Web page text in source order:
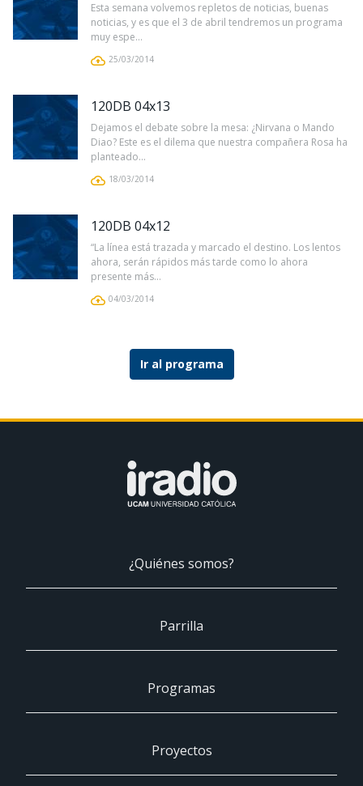
Esta semana volvemos repletos de noticias, buenas
noticias, y es que el 3 de abril tendremos un programa
muy espe...
25/03/2014
120DB 04x13
Dejamos el debate sobre la mesa: ¿Nirvana o Mando
Diao? Este es el dilema que nuestra compañera Rosa ha
planteado...
18/03/2014
120DB 04x12
“La línea está trazada y marcado el destino. Los lentos
ahora, serán rápidos más tarde como lo ahora
presente más...
04/03/2014
Ir al programa
¿Quiénes somos?
Parrilla
Programas
Proyectos